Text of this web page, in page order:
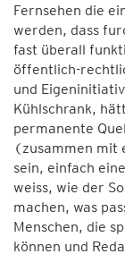
Fernsehen die
werden, dass
fast überall
öffentlich-
und
Kühlschrank,
permanente
(zusammen mit
sein, einfach
weiss, wie der
machen, was
Menschen, die
können und